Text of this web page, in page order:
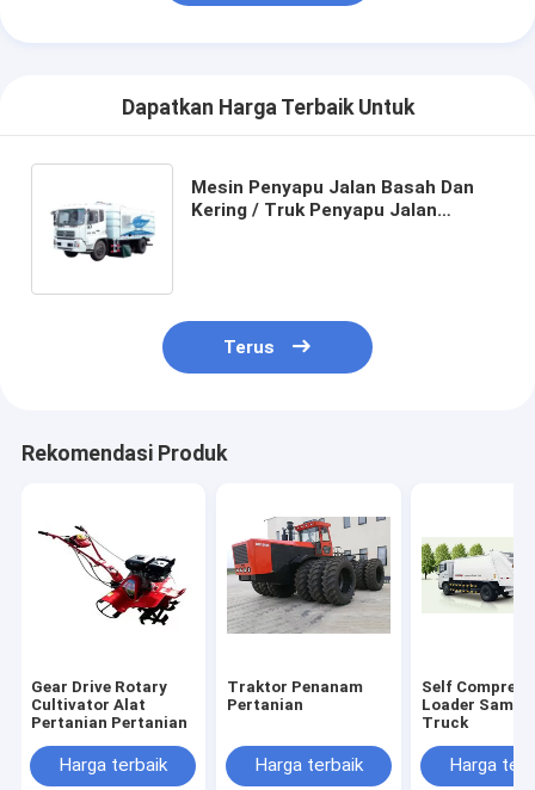
Dapatkan Harga Terbaik Untuk
Mesin Penyapu Jalan Basah Dan
Kering / Truk Penyapu Jalan
Terus
Rekomendasi Produk
Gear Drive Rotary
Cultivator Alat
Pertanian Pertanian
Harga terbaik
Traktor Penanam
Pertanian
Harga terbaik
Self
Loader
Truck
Harga